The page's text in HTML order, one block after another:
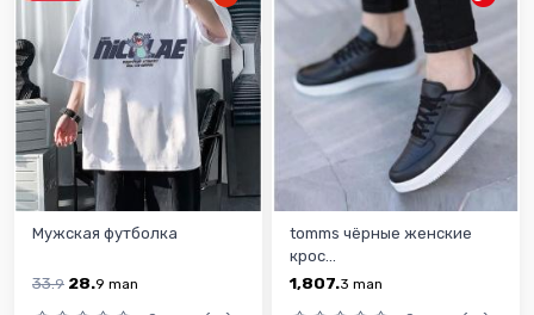
Мужская футболка
33.9 28.9 man
tomms чёрные женские
крос...
1,807.3 man